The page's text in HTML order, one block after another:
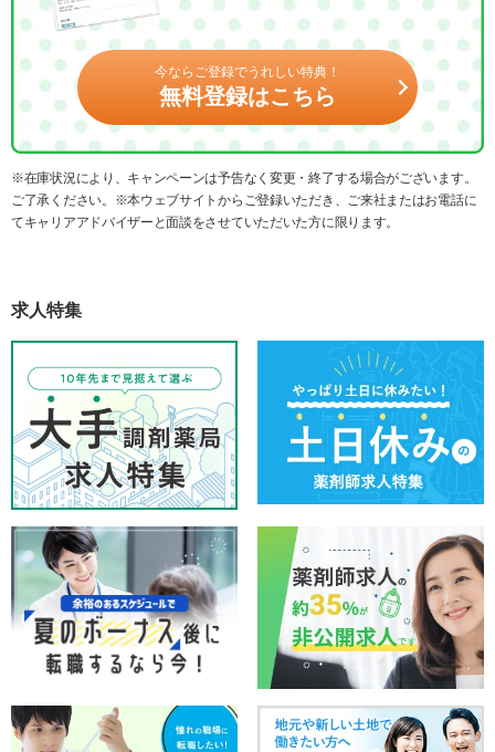
今ならご登録でうれしい特典！
無料登録はこちら
※在庫状況により、キャンペーンは予告なく変更・終了する場合がございます。
ご了承ください。※本ウェブサイトからご登録いただき、ご来社またはお電話に
てキャリアアドバイザーと面談をさせていただいた方に限ります。
求人特集